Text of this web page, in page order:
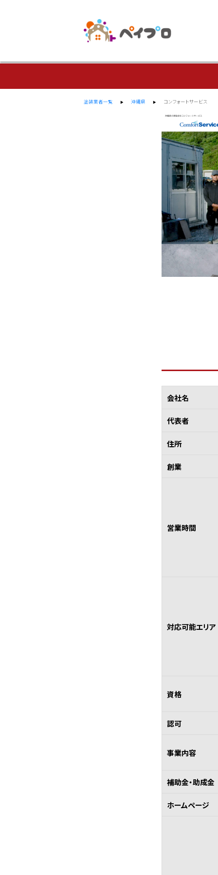
塗装業者一覧 沖縄県 コンフォートサービス
会社名
代表者
住所
創業
営業時間
対応可能エリア
資格
認可
事業内容
補助金・助成金
ホームページ